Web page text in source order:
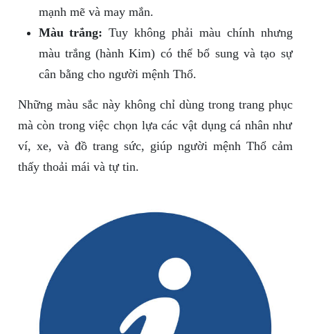
mạnh mẽ và may mắn.
Màu trắng: Tuy không phải màu chính nhưng
màu trắng (hành Kim) có thể bổ sung và tạo sự
cân bằng cho người mệnh Thổ.
Những màu sắc này không chỉ dùng trong trang phục
mà còn trong việc chọn lựa các vật dụng cá nhân như
ví, xe, và đồ trang sức, giúp người mệnh Thổ cảm
thấy thoải mái và tự tin.